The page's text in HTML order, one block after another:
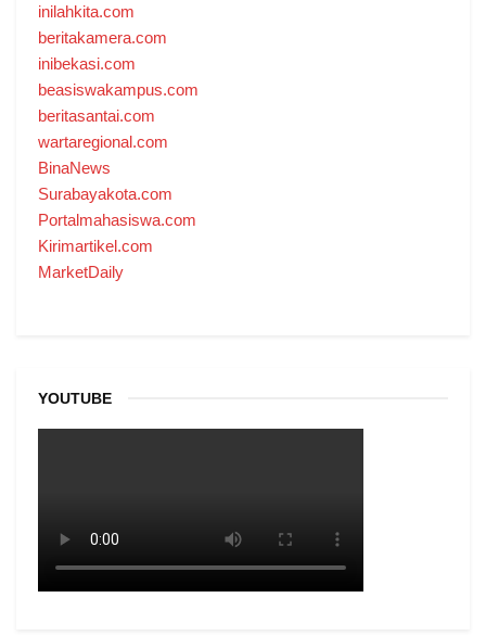
inilahkita.com
beritakamera.com
inibekasi.com
beasiswakampus.com
beritasantai.com
wartaregional.com
BinaNews
Surabayakota.com
Portalmahasiswa.com
Kirimartikel.com
MarketDaily
YOUTUBE